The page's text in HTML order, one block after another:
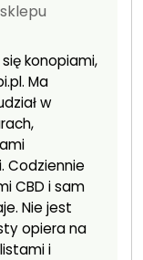
konopiami,
Ma
w
Codziennie
CBD i sam
Nie jest
opiera na
i